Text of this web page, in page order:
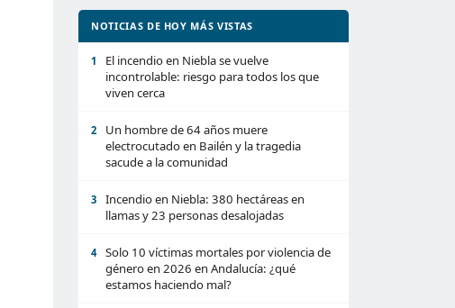
NOTICIAS DE HOY MÁS VISTAS
1
El incendio en Niebla se vuelve
incontrolable: riesgo para todos los que
viven cerca
2
Un hombre de 64 años muere
electrocutado en Bailén y la tragedia
sacude a la comunidad
3
Incendio en Niebla: 380 hectáreas en
llamas y 23 personas desalojadas
4
Solo 10 víctimas mortales por violencia de
género en 2026 en Andalucía: ¿qué
estamos haciendo mal?